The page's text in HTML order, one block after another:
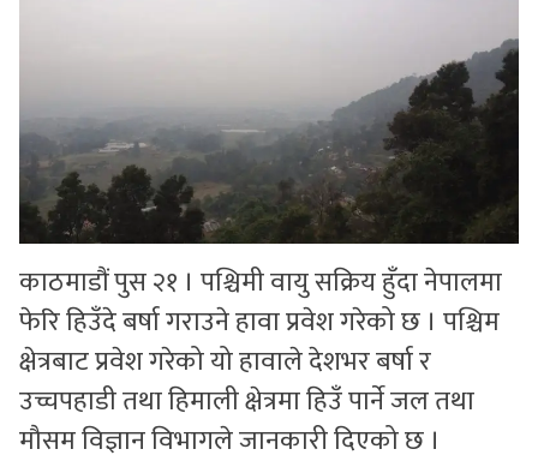
काठमाडौं पुस २१ । पश्चिमी वायु सक्रिय हुँदा नेपालमा
फेरि हिउँदे बर्षा गराउने हावा प्रवेश गरेको छ । पश्चिम
क्षेत्रबाट प्रवेश गरेको यो हावाले देशभर बर्षा र
उच्चपहाडी तथा हिमाली क्षेत्रमा हिउँ पार्ने जल तथा
मौसम विज्ञान विभागले जानकारी दिएको छ ।